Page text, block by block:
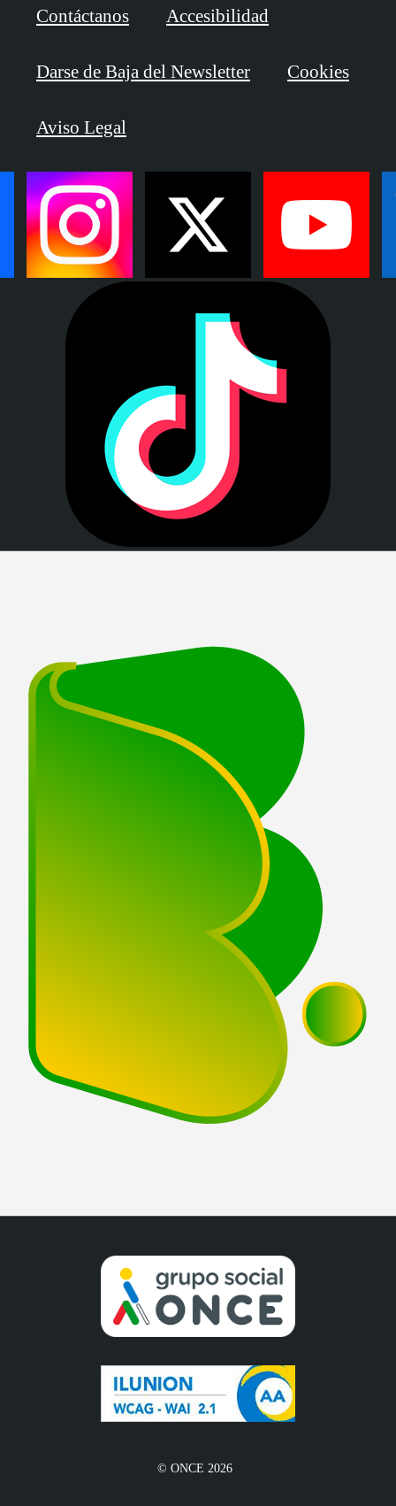
© ONCE 2026
Contáctanos Accesibilidad
Darse de Baja del Newsletter Cookies
Aviso Legal